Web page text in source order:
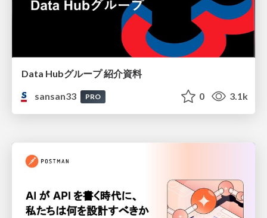
Data Hubグループ 紹介資料
sansan33
PRO 0 3.1k